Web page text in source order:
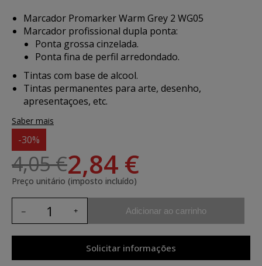
Marcador Promarker Warm Grey 2 WG05
Marcador profissional dupla ponta:
Ponta grossa cinzelada.
Ponta fina de perfil arredondado.
Tintas com base de alcool.
Tintas permanentes para arte, desenho,
apresentaçoes, etc.
Saber mais
-30%
4,05 €2,84 €
Preço unitário (imposto incluído)
Adicionar ao carrinho
Solicitar informações